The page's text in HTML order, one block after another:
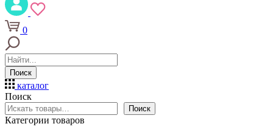
0
Поиск
каталог
Поиск
Поиск
Категории товаров